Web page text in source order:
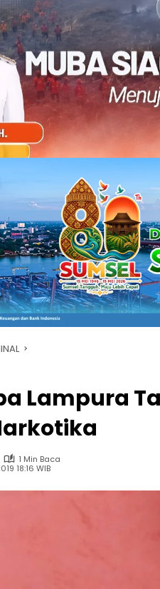
Lampura
1 Min Baca
18:16 WIB